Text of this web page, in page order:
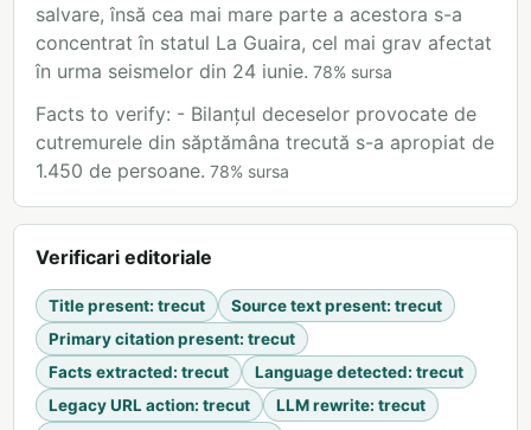
salvare, însă cea mai mare parte a acestora s-a
concentrat în statul La Guaira, cel mai grav afectat
în urma seismelor din 24 iunie. 78% sursa
Facts to verify: - Bilanțul deceselor provocate de
cutremurele din săptămâna trecută s-a apropiat de
1.450 de persoane. 78% sursa
Verificari editoriale
Title present: trecut Source text present: trecut
Primary citation present: trecut
Facts extracted: trecut Language detected: trecut
Legacy URL action: trecut LLM rewrite: trecut